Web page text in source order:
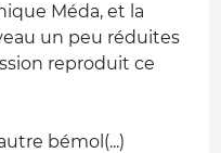
Méda, et la
un peu réduites
reproduit ce
bémol(...)